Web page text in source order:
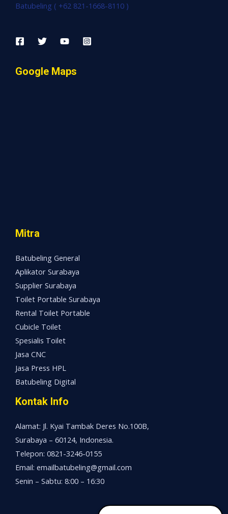
Batubeling ( +62 821-1668-8110 )
Google Maps
Mitra
Batubeling General
Aplikator Surabaya
Supplier Surabaya
Toilet Portable Surabaya
Rental Toilet Portable
Cubicle Toilet
Spesialis Toilet
Jasa CNC
Jasa Press HPL
Batubeling Digital
Kontak Info
Alamat: Jl. Kyai Tambak Deres No.100B,
Surabaya – 60124, Indonesia.
Telepon: 0821-3246-0155
Email: emailbatubeling@gmail.com
Senin – Sabtu: 8:00 – 16:30